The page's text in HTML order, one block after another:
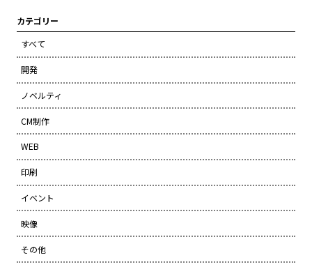
カテゴリー
すべて
開発
ノベルティ
CM制作
WEB
印刷
イベント
映像
その他